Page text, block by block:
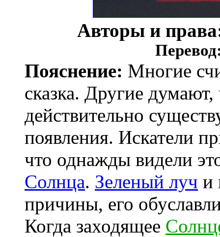
Авторы и
Пояснение: Многие
сказка. Другие думают,
действительно
появления. Искатели
что однажды видели
Солнца. Зеленый луч и
причины, его
Когда заходящее